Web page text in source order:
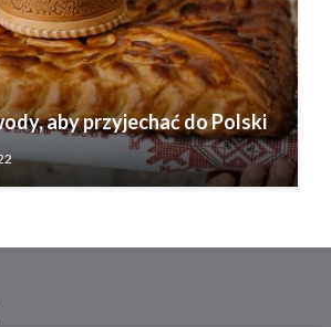
aby przyjechać do Polski